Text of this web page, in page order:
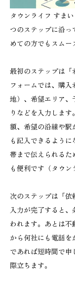
タウンライフ すま
つのステップに沿
めての方でもスムー
最初のステップは「
フォームでは、購
地）、希望エリア、
りなどを入力しま
額、希望の沿線や
も記入できるよう
帯まで伝えられるた
も便利です（タウン
次のステップは「依
入力が完了すると
われます。あとは
から何社にも電話
であれば短時間で
際立ちます。